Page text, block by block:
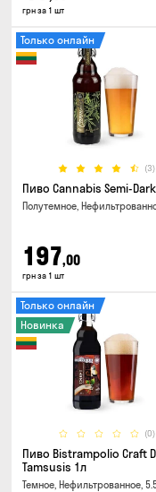
грн за 1 шт
(3)
Только онлайн
Пиво Cannabis Semi-
Полутемное,
197,00
грн за 1 шт
(0)
Только онлайн
Новинка
Пиво Bistrampolio Craft
Tamsusis 1л
Темное, Нефильтрованное,